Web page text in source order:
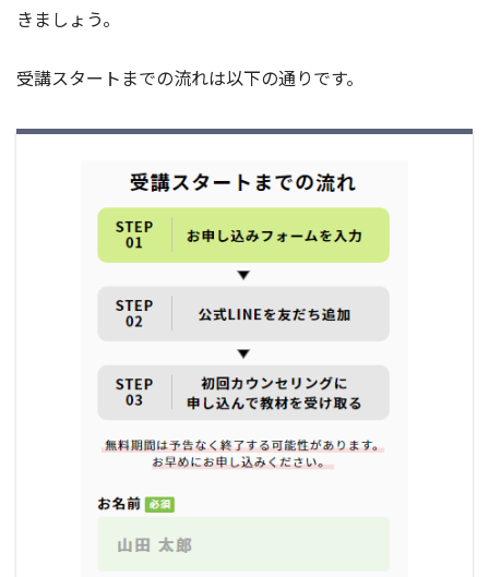
きましょう。
受講スタートまでの流れは以下の通りです。